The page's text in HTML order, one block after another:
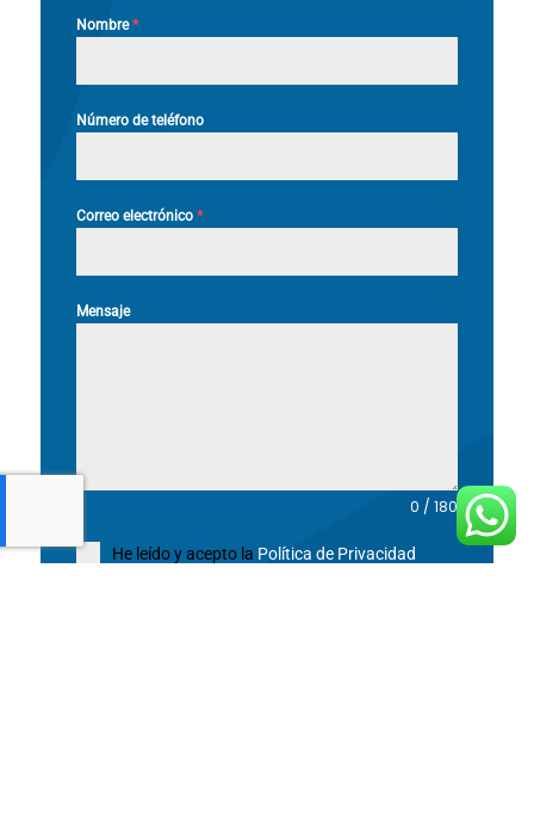
Nombre*
Número de teléfono
Correo electrónico *
Mensaje
0 / 180
He leído y acepto la Política de Privacidad